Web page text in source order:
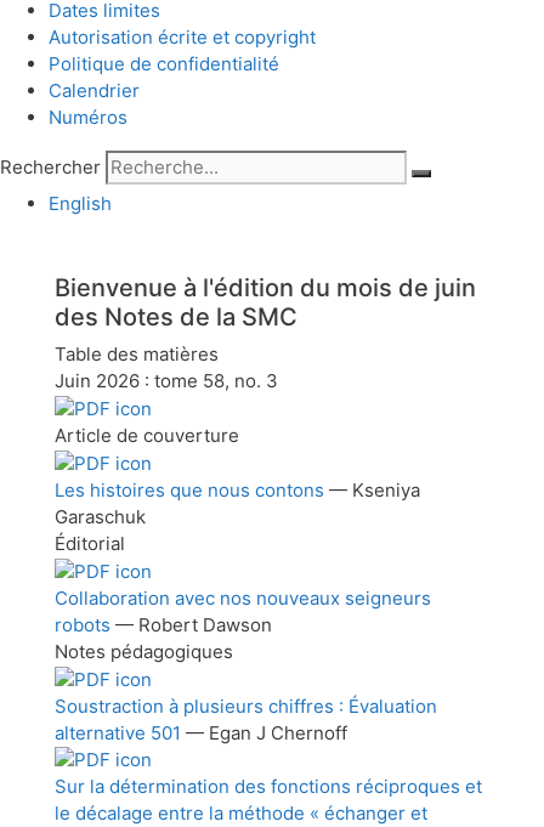
Dates limites
Autorisation écrite et copyright
Politique de confidentialité
Calendrier
Numéros
Rechercher
English
Bienvenue à l'édition du mois de juin
des Notes de la SMC
Table des matières
Juin 2026 : tome 58, no. 3
Article de couverture
Les histoires que nous contons — Kseniya
Garaschuk
Éditorial
Collaboration avec nos nouveaux seigneurs
robots — Robert Dawson
Notes pédagogiques
Soustraction à plusieurs chiffres : Évaluation
alternative 501 — Egan J Chernoff
Sur la détermination des fonctions réciproques et
le décalage entre la méthode « échanger et